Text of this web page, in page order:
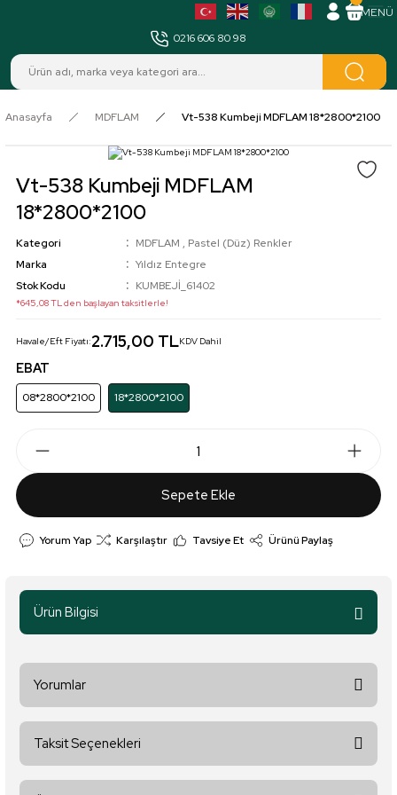
0216 606 80 98
Anasayfa MDFLAM Vt-538 Kumbeji MDFLAM 18*2800*2100
Vt-538 Kumbeji MDFLAM
18*2800*2100
Kategori MDFLAM , Pastel (Düz) Renkler
Marka
Yıldız Entegre
Stok Kodu
KUMBEJİ_61402
*645,08 TL den başlayan taksitlerle!
Havale/Eft Fiyatı:2.715,00 TLKDV Dahil
EBAT
08*2800*2100 18*2800*2100
Sepete Ekle
Yorum Yap Karşılaştır Tavsiye Et Ürünü Paylaş
Ürün Bilgisi
Yorumlar
Taksit Seçenekleri